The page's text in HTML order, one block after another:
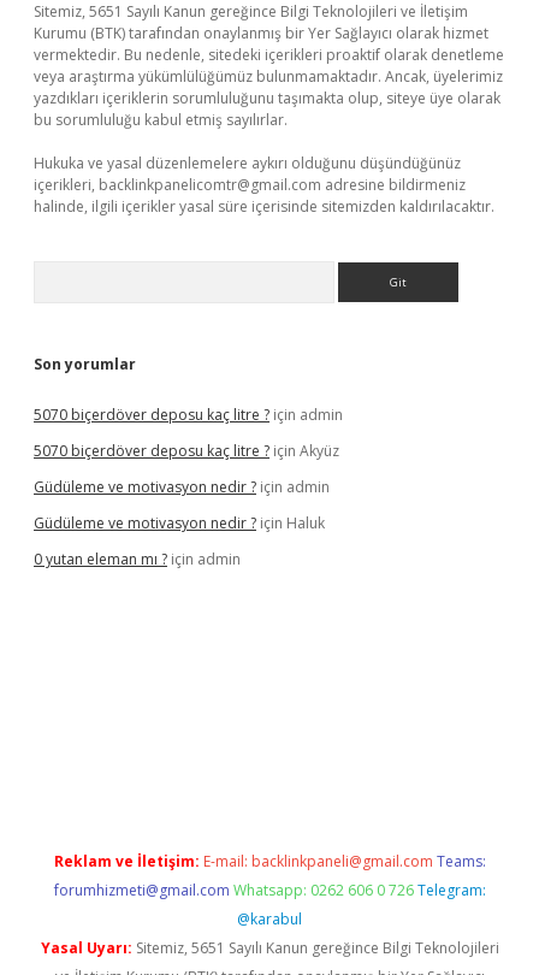
Sitemiz, 5651 Sayılı Kanun gereğince Bilgi Teknolojileri ve İletişim
Kurumu (BTK) tarafından onaylanmış bir Yer Sağlayıcı olarak hizmet
vermektedir. Bu nedenle, sitedeki içerikleri proaktif olarak denetleme
veya araştırma yükümlülüğümüz bulunmamaktadır. Ancak, üyelerimiz
yazdıkları içeriklerin sorumluluğunu taşımakta olup, siteye üye olarak
bu sorumluluğu kabul etmiş sayılırlar.
Hukuka ve yasal düzenlemelere aykırı olduğunu düşündüğünüz
içerikleri, backlinkpanelicomtr@gmail.com adresine bildirmeniz
halinde, ilgili içerikler yasal süre içerisinde sitemizden kaldırılacaktır.
Son yorumlar
5070 biçerdöver deposu kaç litre ? için admin
5070 biçerdöver deposu kaç litre ? için Akyüz
Güdüleme ve motivasyon nedir ? için admin
Güdüleme ve motivasyon nedir ? için Haluk
0 yutan eleman mı ? için admin
Reklam ve İletişim: E-mail: backlinkpaneli@gmail.com Teams:
forumhizmeti@gmail.com Whatsapp: 0262 606 0 726 Telegram:
@karabul
Yasal Uyarı: Sitemiz, 5651 Sayılı Kanun gereğince Bilgi Teknolojileri